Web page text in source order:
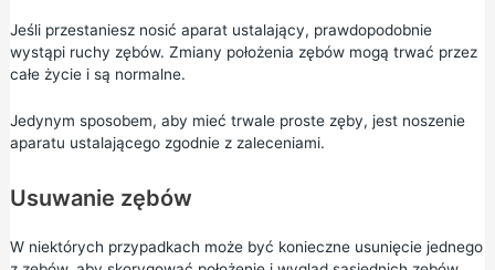
Jeśli przestaniesz nosić aparat ustalający, prawdopodobnie
wystąpi ruchy zębów. Zmiany położenia zębów mogą trwać przez
całe życie i są normalne.
Jedynym sposobem, aby mieć trwale proste zęby, jest noszenie
aparatu ustalającego zgodnie z zaleceniami.
Usuwanie zębów
W niektórych przypadkach może być konieczne usunięcie jednego